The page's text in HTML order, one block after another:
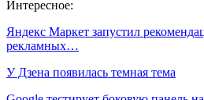
Интересное:
Яндекс Маркет запустил
рекламных…
У Дзена появилась темная тема